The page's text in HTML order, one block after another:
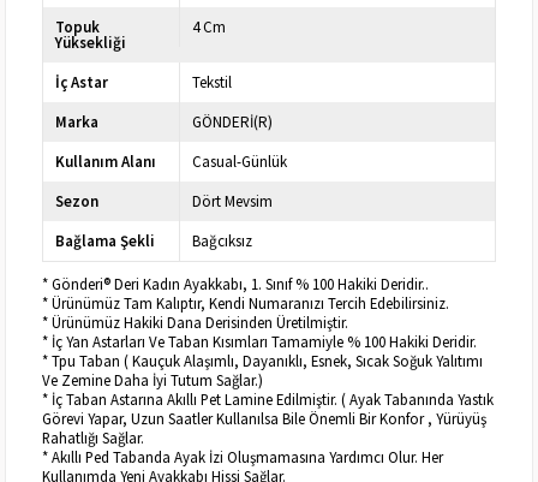
Topuk
Yüksekliği
4 Cm
İç Astar
Tekstil
Marka
GÖNDERİ(R)
Kullanım Alanı
Casual-Günlük
Sezon
Dört Mevsim
Bağlama Şekli
Bağcıksız
* Gönderi® Deri Kadın Ayakkabı, 1. Sınıf % 100 Hakiki Deridir..
* Ürünümüz Tam Kalıptır, Kendi Numaranızı Tercih Edebilirsiniz.
* Ürünümüz Hakiki Dana Derisinden Üretilmiştir.
* İç Yan Astarları Ve Taban Kısımları Tamamiyle % 100 Hakiki Deridir.
* Tpu Taban ( Kauçuk Alaşımlı, Dayanıklı, Esnek, Sıcak Soğuk Yalıtımı
Ve Zemine Daha İyi Tutum Sağlar.)
* İç Taban Astarına Akıllı Pet Lamine Edilmiştir. ( Ayak Tabanında Yastık
Görevi Yapar, Uzun Saatler Kullanılsa Bile Önemli Bir Konfor , Yürüyüş
Rahatlığı Sağlar.
* Akıllı Ped Tabanda Ayak İzi Oluşmamasına Yardımcı Olur. Her
Kullanımda Yeni Ayakkabı Hissi Sağlar.